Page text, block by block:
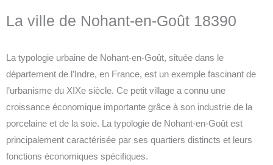
La ville de Nohant-en-Goût 18390
La typologie urbaine de Nohant-en-Goût, située dans le
département de l’Indre, en France, est un exemple fascinant de
l’urbanisme du XIXe siècle. Ce petit village a connu une
croissance économique importante grâce à son industrie de la
porcelaine et de la soie. La typologie de Nohant-en-Goût est
principalement caractérisée par ses quartiers distincts et leurs
fonctions économiques spécifiques.